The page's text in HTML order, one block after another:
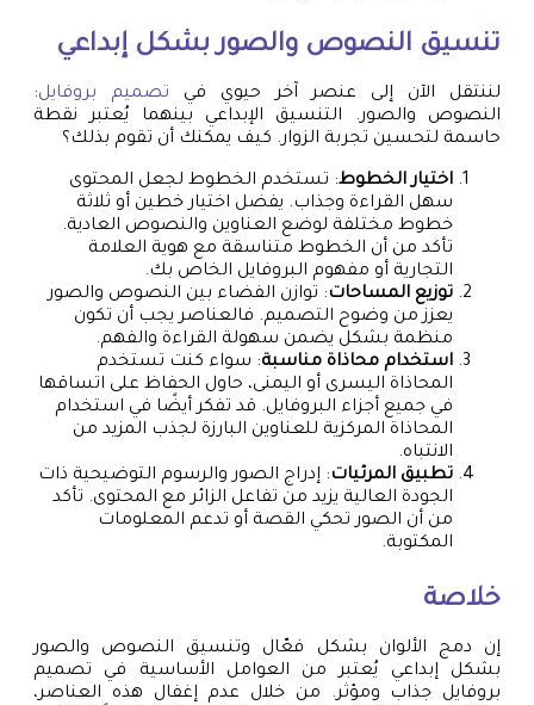
تنسيق النصوص والصور بشكل إبداعي
لننتقل الآن إلى عنصر آخر حيوي في تصميم بروفايل:
النصوص والصور. التنسيق الإبداعي بينهما يُعتبر نقطة
حاسمة لتحسين تجربة الزوار. كيف يمكنك أن تقوم بذلك؟
اختيار الخطوط: تستخدم الخطوط لجعل المحتوى
سهل القراءة وجذاب. يفضل اختيار خطين أو ثلاثة
خطوط مختلفة لوضع العناوين والنصوص العادية.
تأكد من أن الخطوط متناسقة مع هوية العلامة
التجارية أو مفهوم البروفايل الخاص بك.
توزيع المساحات: توازن الفضاء بين النصوص والصور
يعزز من وضوح التصميم. فالعناصر يجب أن تكون
منظمة بشكل يضمن سهولة القراءة والفهم.
استخدام محاذاة مناسبة: سواء كنت تستخدم
المحاذاة اليسرى أو اليمنى، حاول الحفاظ على اتساقها
في جميع أجزاء البروفايل. قد تفكر أيضًا في استخدام
المحاذاة المركزية للعناوين البارزة لجذب المزيد من
الانتباه.
تطبيق المرئيات: إدراج الصور والرسوم التوضيحية ذات
الجودة العالية يزيد من تفاعل الزائر مع المحتوى. تأكد
من أن الصور تحكي القصة أو تدعم المعلومات
المكتوبة.
خلاصة
إن دمج الألوان بشكل فعّال وتنسيق النصوص والصور
بشكل إبداعي يُعتبر من العوامل الأساسية في تصميم
بروفايل جذاب ومؤثر. من خلال عدم إغفال هذه العناصر،